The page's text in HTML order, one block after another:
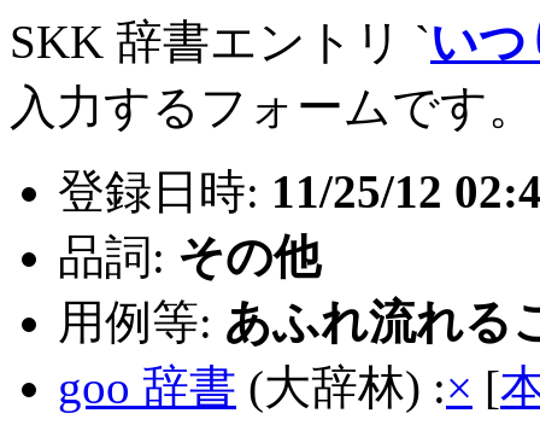
SKK 辞書エントリ `い
入力するフォームです。
登録日時: 11/25/12
品詞: その他
用例等: あふれ流れる
goo 辞書 (大辞林) :× [